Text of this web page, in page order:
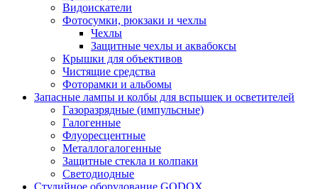
Видоискатели
Фотосумки, рюкзаки и чехлы
Чехлы
Защитные чехлы и аквабоксы
Крышки для объективов
Чистящие средства
Фоторамки и альбомы
Запасные лампы и колбы для вспышек и осветителей
Газоразрядные (импульсные)
Галогенные
Флуоресцентные
Металлогалогенные
Защитные стекла и колпаки
Светодиодные
Студийное оборудование GODOX